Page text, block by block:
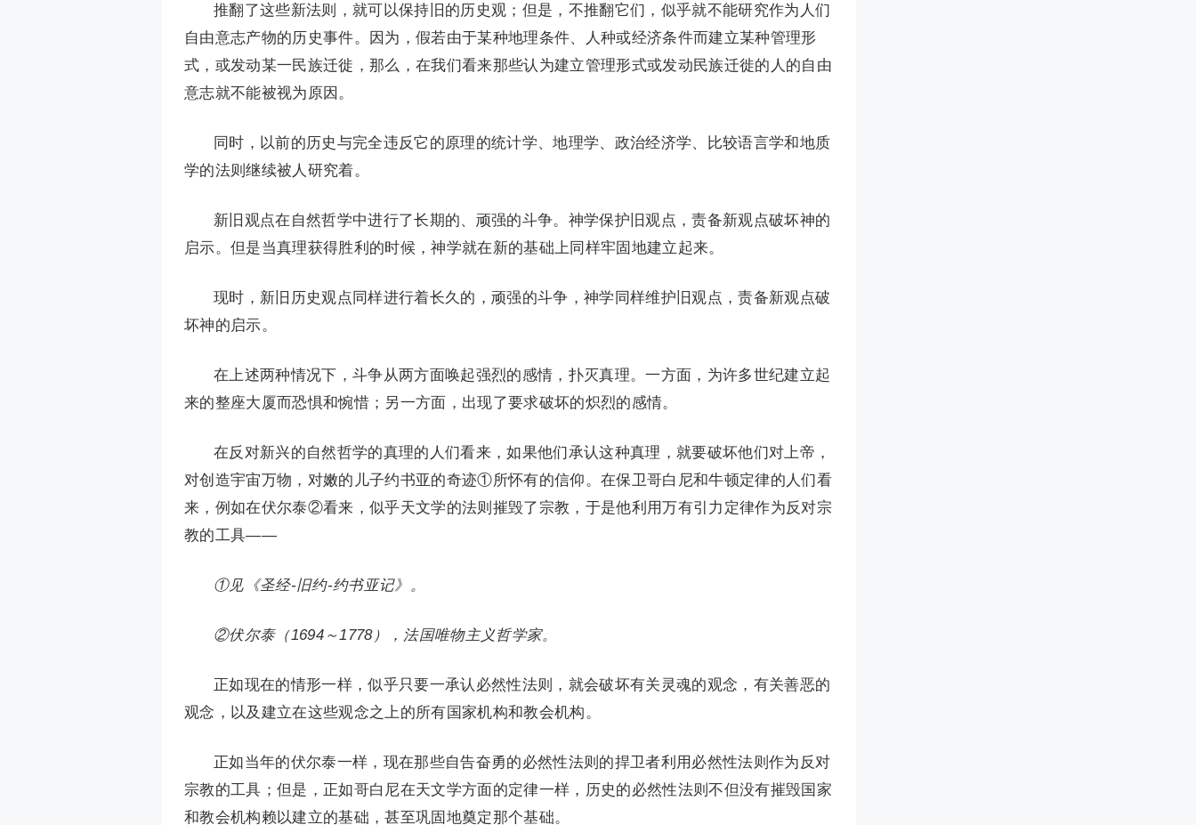
推翻了这些新法则，就可以保持旧的历史观；但是，不推翻它们，似乎就不能研究作为人们
自由意志产物的历史事件。因为，假若由于某种地理条件、人种或经济条件而建立某种管理形
式，或发动某一民族迁徙，那么，在我们看来那些认为建立管理形式或发动民族迁徙的人的自由
意志就不能被视为原因。
同时，以前的历史与完全违反它的原理的统计学、地理学、政治经济学、比较语言学和地质
学的法则继续被人研究着。
新旧观点在自然哲学中进行了长期的、顽强的斗争。神学保护旧观点，责备新观点破坏神的
启示。但是当真理获得胜利的时候，神学就在新的基础上同样牢固地建立起来。
现时，新旧历史观点同样进行着长久的，顽强的斗争，神学同样维护旧观点，责备新观点破
坏神的启示。
在上述两种情况下，斗争从两方面唤起强烈的感情，扑灭真理。一方面，为许多世纪建立起
来的整座大厦而恐惧和惋惜；另一方面，出现了要求破坏的炽烈的感情。
在反对新兴的自然哲学的真理的人们看来，如果他们承认这种真理，就要破坏他们对上帝，
对创造宇宙万物，对嫩的儿子约书亚的奇迹①所怀有的信仰。在保卫哥白尼和牛顿定律的人们看
来，例如在伏尔泰②看来，似乎天文学的法则摧毁了宗教，于是他利用万有引力定律作为反对宗
教的工具——
①见《圣经-旧约-约书亚记》。
②伏尔泰（1694～1778），法国唯物主义哲学家。
正如现在的情形一样，似乎只要一承认必然性法则，就会破坏有关灵魂的观念，有关善恶的
观念，以及建立在这些观念之上的所有国家机构和教会机构。
正如当年的伏尔泰一样，现在那些自告奋勇的必然性法则的捍卫者利用必然性法则作为反对
宗教的工具；但是，正如哥白尼在天文学方面的定律一样，历史的必然性法则不但没有摧毁国家
和教会机构赖以建立的基础，甚至巩固地奠定那个基础。